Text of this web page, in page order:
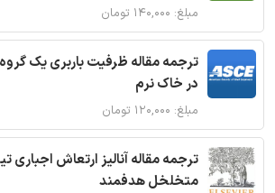
مبلغ: ۱۴۰,۰۰۰ تومان
ترجمه مقاله ظرفیت باربری یک
در خاک نرم
مبلغ: ۱۲۰,۰۰۰ تومان
ترجمه مقاله آنالیز ارتعاش اجباری
متخلخل هدفمند